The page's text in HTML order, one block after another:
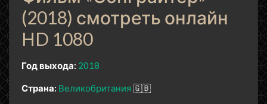
(2018) смотреть онлайн
HD 1080
Год выхода: 2018
Страна: Великобритания🇬🇧